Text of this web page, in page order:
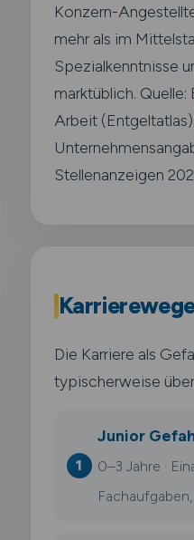
Konzern-
mehr als im
Spezialkenntnisse
marktüblich. Quelle:
Arbeit
Stellenanzeigen
Die Karriere als
typischerweise
Junior
0–3 Jahre ·